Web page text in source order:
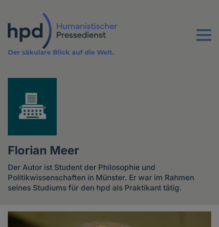
Inhalt
Menu
Der säkulare Blick auf die Welt.
Florian Meer
Der Autor ist Student der Philosophie und
Politikwissenschaften in Münster. Er war im Rahmen
seines Studiums für den hpd als Praktikant tätig.